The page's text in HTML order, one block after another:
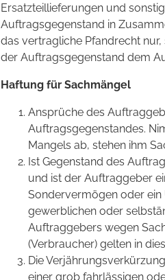
Ersatzteillieferungen und
Auftragsgegenstand in
das vertragliche Pfandrecht
der Auftragsgegenstand dem
Haftung für Sachmängel
Ansprüche des
Auftragsgegenstandes.
Mangels ab, stehen ihm
Ist Gegenstand des
und ist der Auftraggeber
Sondervermögen oder ein
gewerblichen oder
Auftraggebers wegen
(Verbraucher) gelten in
Die
einer grob fahrlässigen